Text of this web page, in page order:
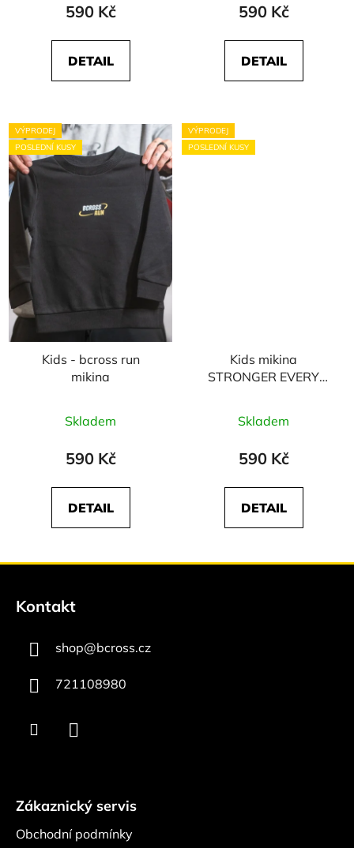
590 Kč
DETAIL
590 Kč
DETAIL
VÝPRODEJ
POSLEDNÍ KUSY
Kids - bcross run
mikina
Skladem
590 Kč
DETAIL
VÝPRODEJ
POSLEDNÍ KUSY
Kids mikina
STRONGER EVERY
Skladem
590 Kč
DETAIL
Kontakt
shop@bcross.cz
721108980
Zákaznický servis
Obchodní podmínky